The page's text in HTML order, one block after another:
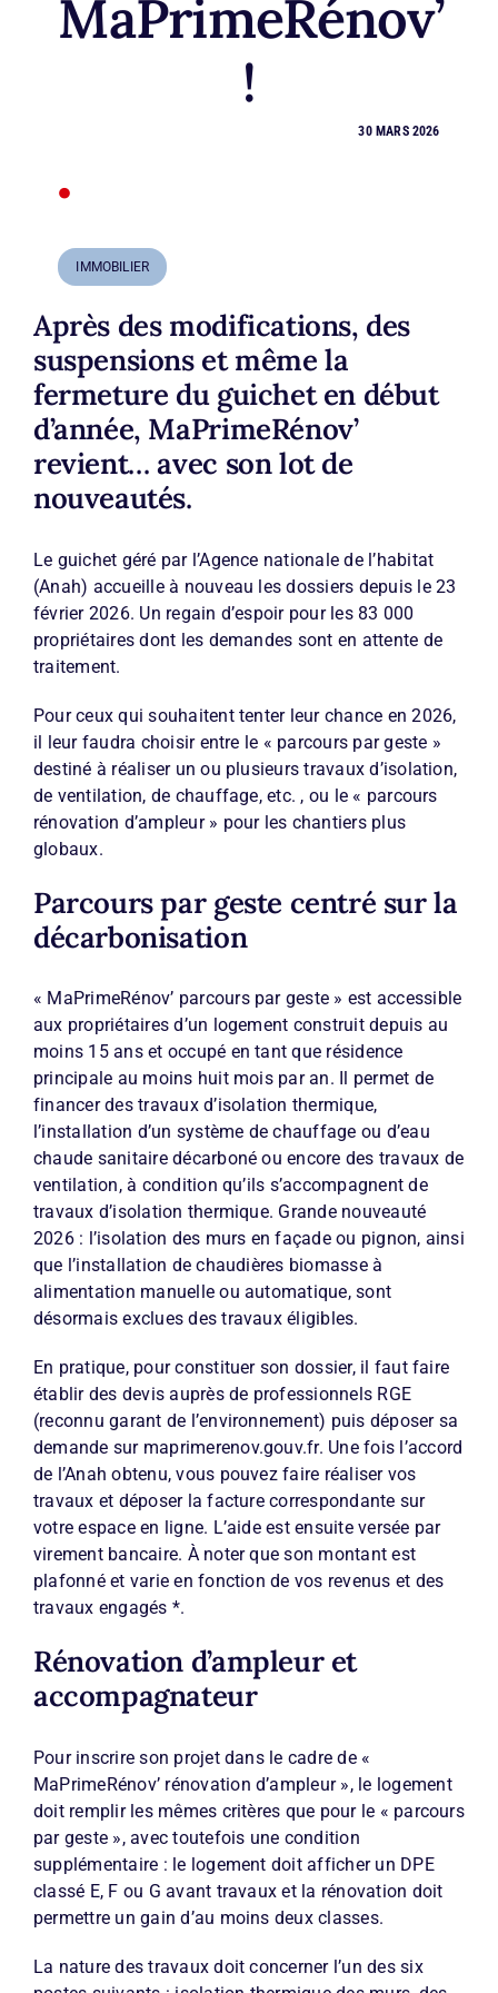
MaPrimeRénov’
!
30 MARS 2026
•
IMMOBILIER
Après des modifications, des
suspensions et même la
fermeture du guichet en début
d’année, MaPrimeRénov’
revient… avec son lot de
nouveautés.
Le guichet géré par l’Agence nationale de l’habitat
(Anah) accueille à nouveau les dossiers depuis le 23
février 2026. Un regain d’espoir pour les 83 000
propriétaires dont les demandes sont en attente de
traitement.
Pour ceux qui souhaitent tenter leur chance en 2026,
il leur faudra choisir entre le « parcours par geste »
destiné à réaliser un ou plusieurs travaux d’isolation,
de ventilation, de chauffage, etc. , ou le « parcours
rénovation d’ampleur » pour les chantiers plus
globaux.
Parcours par geste centré sur la
décarbonisation
« MaPrimeRénov’ parcours par geste » est accessible
aux propriétaires d’un logement construit depuis au
moins 15 ans et occupé en tant que résidence
principale au moins huit mois par an. Il permet de
financer des travaux d’isolation thermique,
l’installation d’un système de chauffage ou d’eau
chaude sanitaire décarboné ou encore des travaux de
ventilation, à condition qu’ils s’accompagnent de
travaux d’isolation thermique. Grande nouveauté
2026 : l’isolation des murs en façade ou pignon, ainsi
que l’installation de chaudières biomasse à
alimentation manuelle ou automatique, sont
désormais exclues des travaux éligibles.
En pratique, pour constituer son dossier, il faut faire
établir des devis auprès de professionnels RGE
(reconnu garant de l’environnement) puis déposer sa
demande sur maprimerenov.gouv.fr. Une fois l’accord
de l’Anah obtenu, vous pouvez faire réaliser vos
travaux et déposer la facture correspondante sur
votre espace en ligne. L’aide est ensuite versée par
virement bancaire. À noter que son montant est
plafonné et varie en fonction de vos revenus et des
travaux engagés *.
Rénovation d’ampleur et
accompagnateur
Pour inscrire son projet dans le cadre de «
MaPrimeRénov’ rénovation d’ampleur », le logement
doit remplir les mêmes critères que pour le « parcours
par geste », avec toutefois une condition
supplémentaire : le logement doit afficher un DPE
classé E, F ou G avant travaux et la rénovation doit
permettre un gain d’au moins deux classes.
La nature des travaux doit concerner l’un des six